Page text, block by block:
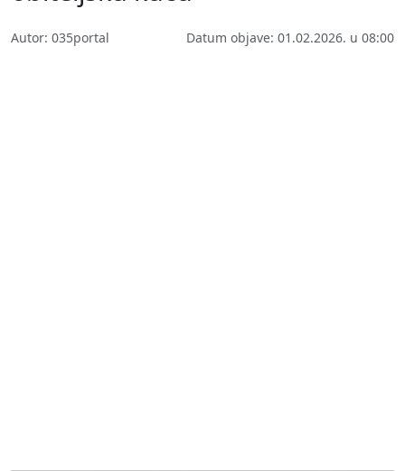
Autor: 035portal Datum objave: 01.02.2026. u 08:00